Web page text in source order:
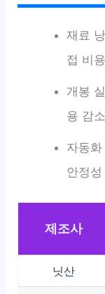
재료
접 비
개봉
용 감소
자동
안정성
제조사
닛산